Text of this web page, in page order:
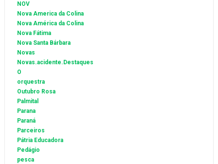
NOV
Nova America da Colina
Nova América da Colina
Nova Fátima
Nova Santa Bárbara
Novas
Novas.acidente.Destaques
O
orquestra
Outubro Rosa
Palmital
Parana
Paraná
Parceiros
Pátria Educadora
Pedágio
pesca